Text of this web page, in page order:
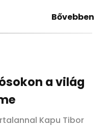
Bővebben
a világ
Kapu Tibor